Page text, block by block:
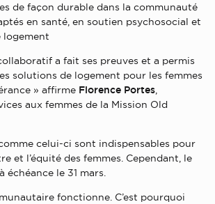
de façon durable dans la communauté
en santé, en soutien psychosocial et
logement
a fait ses preuves et a permis
solutions de logement pour les femmes
» affirme Florence Portes,
aux femmes de la Mission Old
celui-ci sont indispensables pour
et l’équité des femmes. Cependant, le
échéance le 31 mars.
fonctionne. C’est pourquoi